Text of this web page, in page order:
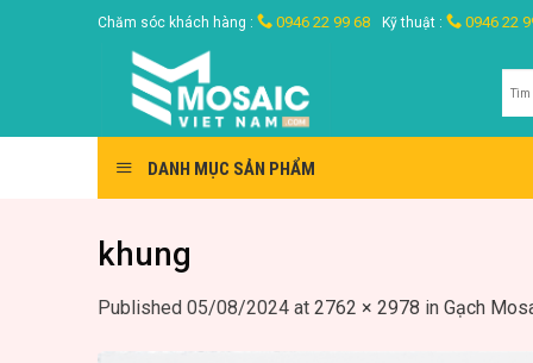
Chăm sóc khách hàng : 0946 22 99 68 Kỹ thuật : 0946 22
DANH MỤC SẢN PHẨM
khung
Published 05/08/2024 at 2762 × 2978 in Gạch